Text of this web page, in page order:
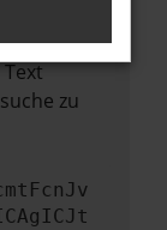
Wir
zu
zu